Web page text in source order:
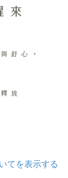
てを表示する